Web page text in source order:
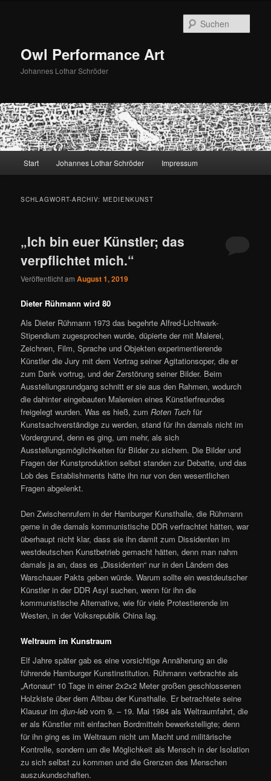
Owl Performance Art
Johannes Lothar Schröder
Start Johannes Lothar Schröder Impressum
SCHLAGWORT-ARCHIV:MEDIENKUNST
„Ich bin euer Künstler; das
verpflichtet mich.“
Veröffentlicht amAugust 1, 2019
Dieter Rühmann wird 80
Als Dieter Rühmann 1973 das begehrte Alfred-Lichtwark-
Stipendium zugesprochen wurde, düpierte der mit Malerei,
Zeichnen, Film, Sprache und Objekten experimentierende
Künstler die Jury mit dem Vortrag seiner Agitationsoper, die er
zum Dank vortrug, und der Zerstörung seiner Bilder. Beim
Ausstellungsrundgang schnitt er sie aus den Rahmen, wodurch
die dahinter eingebauten Malereien eines Künstlerfreundes
freigelegt wurden. Was es hieß, zumRoten Tuch für
Kunstsachverständige zu werden, stand für ihn damals nicht im
Vordergrund, denn es ging, um mehr, als sich
Ausstellungsmöglichkeiten für Bilder zu sichern. Die Bilder und
Fragen der Kunstproduktion selbst standen zur Debatte, und das
Lob des Establishments hätte ihn nur von den wesentlichen
Fragen abgelenkt.
Den Zwischenrufern in der Hamburger Kunsthalle, die Rühmann
gerne in die damals kommunistische DDR verfrachtet hätten, war
überhaupt nicht klar, dass sie ihn damit zum Dissidenten im
westdeutschen Kunstbetrieb gemacht hätten, denn man nahm
damals ja an, dass es „Dissidenten“ nur in den Ländern des
Warschauer Pakts geben würde. Warum sollte ein westdeutscher
Künstler in der DDR Asyl suchen, wenn für ihn die
kommunistische Alternative, wie für viele Protestierende im
Westen, in der Volksrepublik China lag.
Weltraum im Kunstraum
Elf Jahre später gab es eine vorsichtige Annäherung an die
führende Hamburger Kunstinstitution. Rühmann verbrachte als
„Artonaut“ 10 Tage in einer 2x2x2 Meter großen geschlossenen
Holzkiste über dem Altbau der Kunsthalle. Er betrachtete seine
Klausur imdjun-leb vom 9. – 19. Mai 1984 als Weltraumfahrt, die
er als Künstler mit einfachen Bordmitteln bewerkstelligte; denn
für ihn ging es im Weltraum nicht um Macht und militärische
Kontrolle, sondern um die Möglichkeit als Mensch in der Isolation
zu sich selbst zu kommen und die Grenzen des Menschen
auszukundschaften.